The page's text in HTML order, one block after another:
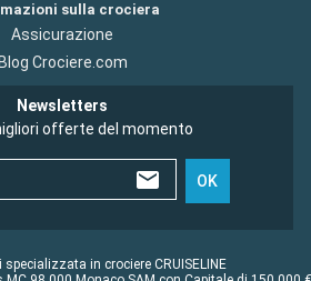
sulla crociera
Assicurazione
Blog Crociere.com
Newsletters
offerte del momento
OK
in crociere CRUISELINE